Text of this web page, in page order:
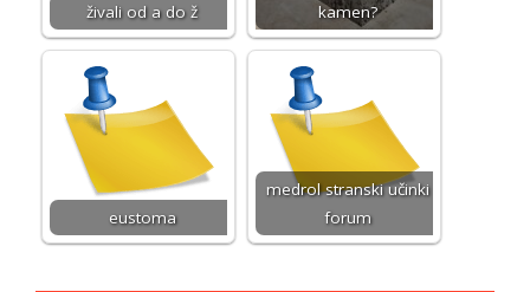
živali od a do ž
kamen?
eustoma
medrol stranski učinki
forum